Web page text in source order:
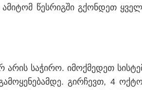
ემოციურ "პოსტს"
უძღვნის
ამი­ტომ წეს­რიგ­ში გქონ­დეთ
არის სა­ჭი­რო. იმოქ­მე­დეთ
გირ­ჩევთ, 4